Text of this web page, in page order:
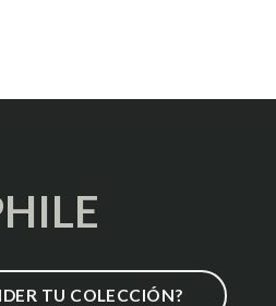
TU COLECCIÓN?